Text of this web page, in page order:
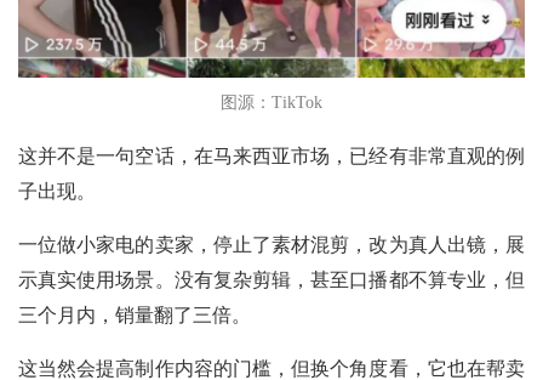
图源：TikTok
这并不是一句空话，在马来西亚市场，已经有非常直观的例
子出现。
一位做小家电的卖家，停止了素材混剪，改为真人出镜，展
示真实使用场景。没有复杂剪辑，甚至口播都不算专业，但
三个月内，销量翻了三倍。
这当然会提高制作内容的门槛，但换个角度看，它也在帮卖